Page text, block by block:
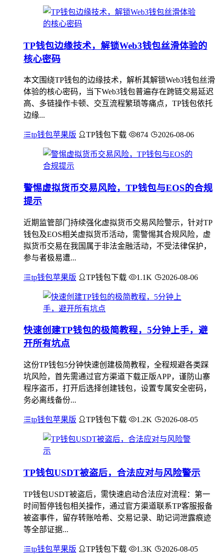
TP钱包边缘技术，解锁Web3钱包丝滑体验的
核心密码
本文围绕TP钱包的边缘技术，解析其解锁Web3钱包丝滑
体验的核心密码，当下Web3钱包普遍存在跨链交易延迟
高、多链操作卡顿、交互流程繁琐等痛点，TP钱包依托
边缘...
tp钱包苹果版 TP钱包下载 874 2026-08-06
警惕虚拟货币交易风险，TP钱包与EOS的合规
提示
近期监管部门持续强化虚拟货币交易风险警示，针对TP
钱包及EOS相关虚拟货币活动，需警惕其合规风险，虚
拟货币交易在我国属于非法金融活动，不受法律保护，
参与者极易遭...
tp钱包苹果版 TP钱包下载 1.1K 2026-08-06
快速创建TP钱包的极简教程，5分钟上手，避
开所有坑点
这份TP钱包5分钟快速创建极简教程，全程规避各类踩
坑风险，首先需通过官方渠道下载正版APP，谨防山寨
程序盗币，打开后选择创建钱包，设置专属安全密码，
务必离线备份...
tp钱包苹果版 TP钱包下载 1.2K 2026-08-05
TP钱包USDT被盗后，合法应对与风险警示
TP钱包USDT被盗后，需快速启动合法应对流程：第一
时间暂停钱包相关操作，通过官方渠道联系TP客服报备
被盗事件，留存转账哈希、交易记录、助记词泄露痕迹
等全部证据...
tp钱包苹果版 TP钱包下载 1.3K 2026-08-05